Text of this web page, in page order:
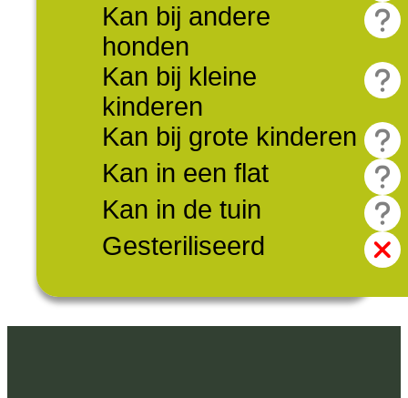
Kan bij andere
honden
Kan bij kleine
kinderen
Kan bij grote kinderen
Kan in een flat
Kan in de tuin
Gesteriliseerd